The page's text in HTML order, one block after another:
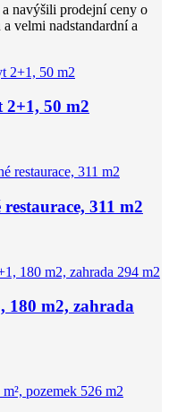
navýšili prodejní ceny o
velmi nadstandardní a
50 m2
311 m2
180 m2, zahrada